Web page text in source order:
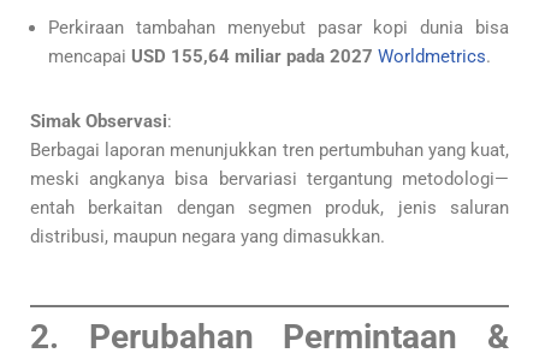
Perkiraan tambahan menyebut pasar kopi dunia bisa
mencapai USD 155,64 miliar pada 2027 Worldmetrics.
Simak Observasi:
Berbagai laporan menunjukkan tren pertumbuhan yang kuat,
meski angkanya bisa bervariasi tergantung metodologi—
entah berkaitan dengan segmen produk, jenis saluran
distribusi, maupun negara yang dimasukkan.
2. Perubahan Permintaan &